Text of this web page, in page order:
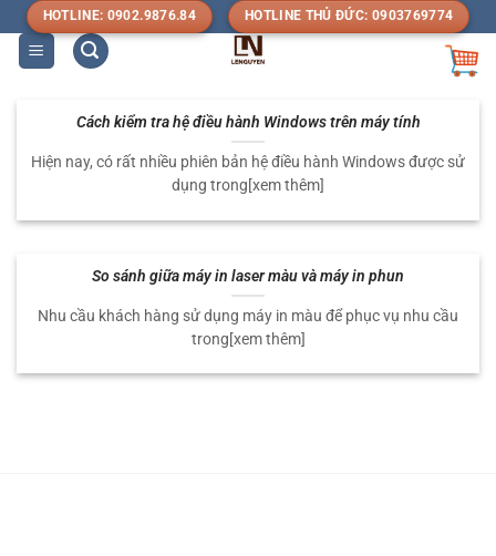
qua
nội
HOTLINE: 0902.9876.84 HOTLINE THỦ ĐỨC: 0903769774
Cách kiểm tra hệ điều hành Windows trên máy tính
Hiện nay, có rất nhiều phiên bản hệ điều hành Windows được sử
dụng trong[xem thêm]
So sánh giữa máy in laser màu và máy in phun
Nhu cầu khách hàng sử dụng máy in màu để phục vụ nhu cầu
trong[xem thêm]